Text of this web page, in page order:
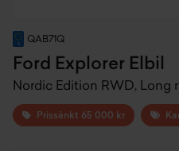
QAB71Q
Ford Explorer Elbil
Nordic Edition RWD, Long
Prissänkt 65 000 kr